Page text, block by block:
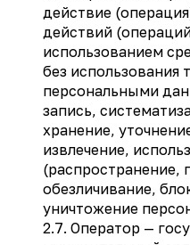
действие
действий
использованием
без использования
персональными
запись,
хранение,
извлечение,
(распространение,
обезличивание,
уничтожение
2.7. Оператор —